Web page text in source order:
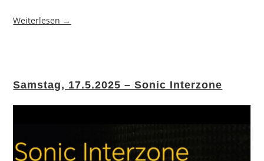
Weiterlesen →
Samstag, 17.5.2025 – Sonic Interzone